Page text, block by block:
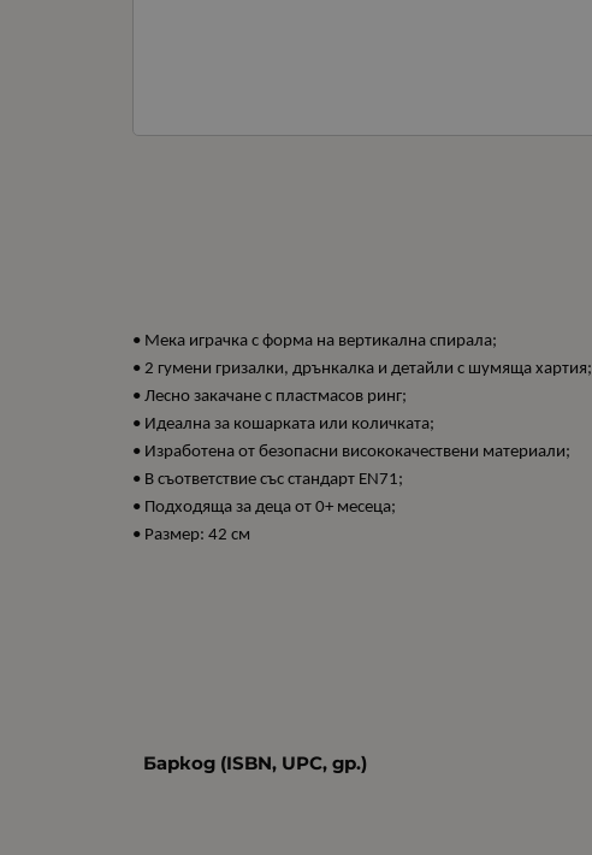
• Мека играчка с форма на вертикална спирала;
• 2 гумени гризалки, дрънкалка и детайли с шумяща хартия;
• Лесно закачане с пластмасов ринг;
• Идеална за кошарката или количката;
• Изработена от безопасни висококачествени материали;
• В съответствие със стандарт EN71;
• Подходяща за деца от 0+ месеца;
• Размер: 42 см
Баркод (ISBN, UPC, др.)